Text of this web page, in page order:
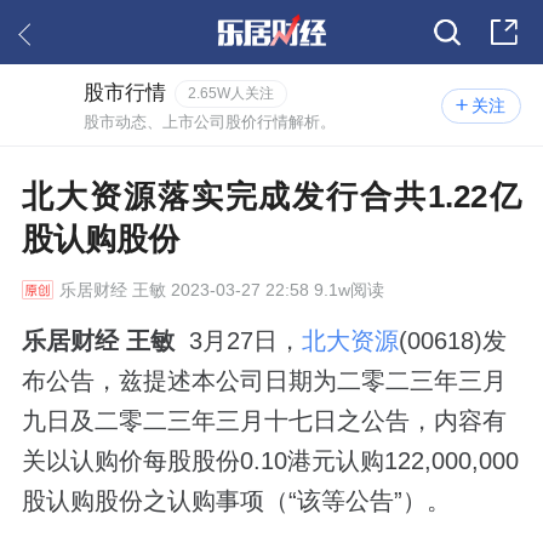
关注
股市行情 2.65W人关注
股市动态、上市公司股价行情解析。
北大资源落实完成发行合共1.22亿
股认购股份
乐居财经王敏 2023-03-27 22:58 9.1w阅读
乐居财经 王敏 3月27日， 北大资源(00618)发
布公告，兹提述本公司日期为二零二三年三月
九日及二零二三年三月十七日之公告，内容有
关以认购价每股股份0.10港元认购122,000,000
股认购股份之认购事项（“该等公告”）。